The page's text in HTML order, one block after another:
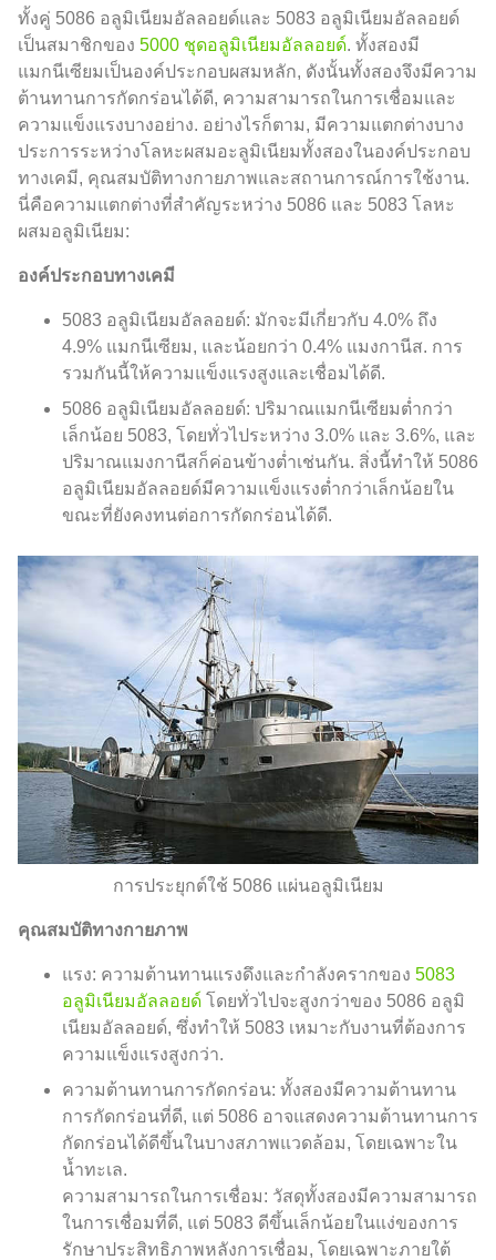
ทั้งคู่ 5086 อลูมิเนียมอัลลอยด์และ 5083 อลูมิเนียมอัลลอยด์
เป็นสมาชิกของ 5000 ชุดอลูมิเนียมอัลลอยด์. ทั้งสองมี
แมกนีเซียมเป็นองค์ประกอบผสมหลัก, ดังนั้นทั้งสองจึงมีความ
ต้านทานการกัดกร่อนได้ดี, ความสามารถในการเชื่อมและ
ความแข็งแรงบางอย่าง. อย่างไรก็ตาม, มีความแตกต่างบาง
ประการระหว่างโลหะผสมอะลูมิเนียมทั้งสองในองค์ประกอบ
ทางเคมี, คุณสมบัติทางกายภาพและสถานการณ์การใช้งาน.
นี่คือความแตกต่างที่สำคัญระหว่าง 5086 และ 5083 โลหะ
ผสมอลูมิเนียม:
องค์ประกอบทางเคมี
5083 อลูมิเนียมอัลลอยด์: มักจะมีเกี่ยวกับ 4.0% ถึง
4.9% แมกนีเซียม, และน้อยกว่า 0.4% แมงกานีส. การ
รวมกันนี้ให้ความแข็งแรงสูงและเชื่อมได้ดี.
5086 อลูมิเนียมอัลลอยด์: ปริมาณแมกนีเซียมต่ำกว่า
เล็กน้อย 5083, โดยทั่วไประหว่าง 3.0% และ 3.6%, และ
ปริมาณแมงกานีสก็ค่อนข้างต่ำเช่นกัน. สิ่งนี้ทำให้ 5086
อลูมิเนียมอัลลอยด์มีความแข็งแรงต่ำกว่าเล็กน้อยใน
ขณะที่ยังคงทนต่อการกัดกร่อนได้ดี.
การประยุกต์ใช้ 5086 แผ่นอลูมิเนียม
คุณสมบัติทางกายภาพ
แรง: ความต้านทานแรงดึงและกำลังครากของ 5083
อลูมิเนียมอัลลอยด์ โดยทั่วไปจะสูงกว่าของ 5086 อลูมิ
เนียมอัลลอยด์, ซึ่งทำให้ 5083 เหมาะกับงานที่ต้องการ
ความแข็งแรงสูงกว่า.
ความต้านทานการกัดกร่อน: ทั้งสองมีความต้านทาน
การกัดกร่อนที่ดี, แต่ 5086 อาจแสดงความต้านทานการ
กัดกร่อนได้ดีขึ้นในบางสภาพแวดล้อม, โดยเฉพาะใน
น้ำทะเล.
ความสามารถในการเชื่อม: วัสดุทั้งสองมีความสามารถ
ในการเชื่อมที่ดี, แต่ 5083 ดีขึ้นเล็กน้อยในแง่ของการ
รักษาประสิทธิภาพหลังการเชื่อม, โดยเฉพาะภายใต้